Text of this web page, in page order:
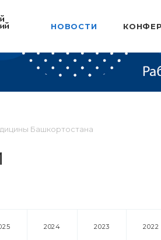
НОВОСТИ
Башкортостана
2024 2023 2022